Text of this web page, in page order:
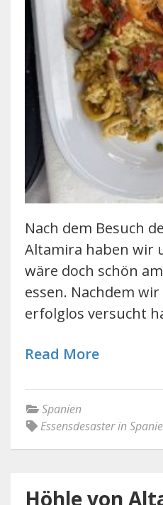
Nach dem Besuch
Altamira haben wir
wäre doch schön
essen. Nachdem
erfolglos versucht
Read More
Spanien
Essensdesaster in
Höhle von